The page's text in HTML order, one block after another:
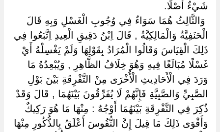
شَيْءٌ أَصْلًا.
‏ ‏وَالثَّالِثُ هُمَا سَوَاءٌ فِي وُجُوبِ الْغَسْلِ وَبِهِ قَالَ
الْحَنَفِيَّةُ وَالْمَالِكِيَّةُ , قَالَ اِبْنُ دَقِيقِ الْعِيدِ اِتَّبَعُوا فِي
ذَلِكَ الْقِيَاسَ وَقَالُوا الْمُرَادُ بِقَوْلِهَا وَلَمْ يَغْسِلْهُ أَيْ
غَسْلًا مُبَالَغًا فِيهِ وَهُوَ خِلَافُ الظَّاهِرِ , وَيُبْعِدُهُ مَا
وَرَدَ فِي الْأَحَادِيثِ الْأُخْرَى مِنْ التَّفْرِقَةِ بَيْنَ بَوْلِ
الصَّبِيِّ وَالصَّبِيَّةِ فَإِنَّهُمْ لَا يُفَرِّقُونَ بَيْنَهُمَا , قَالَ وَقَدْ
ذُكِرَ فِي التَّفْرِقَةِ بَيْنَهُمَا أَوْجُهٌ : مِنْهَا مَا هُوَ رَكِيكٌ
وَأَقْوَى ذَلِكَ مَا قِيلَ إِنَّ النُّفُوسَ أَعْلَقُ بِالذُّكُورِ مِنْهَا